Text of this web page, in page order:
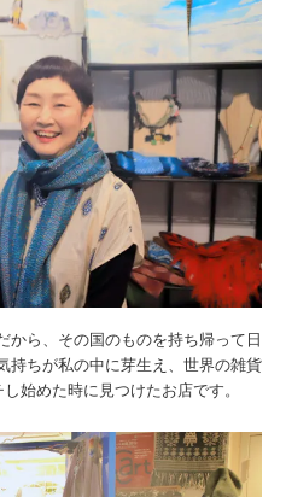
から、その国のものを持ち帰って日
持ちが私の中に芽生え、世界の雑貨
始めた時に見つけたお店です。